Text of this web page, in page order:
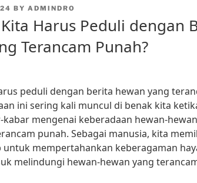
BY ADMINDRO
Harus Peduli dengan
Terancam Punah?
peduli dengan berita hewan yang
ini sering kali muncul di benak kita
kabar mengenai keberadaan hewan-
punah. Sebagai manusia, kita
mempertahankan keberagaman
melindungi hewan-hewan yang